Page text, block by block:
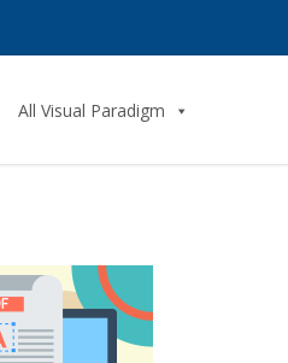
All Visual Paradigm